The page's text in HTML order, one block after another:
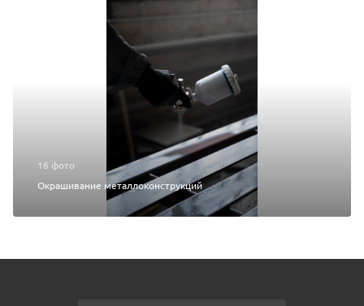
16 фото
Окрашивание металлоконструкций